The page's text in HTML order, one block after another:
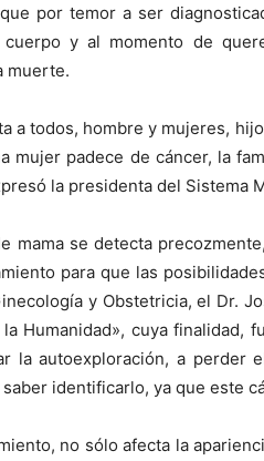
por temor a ser
y al momento de
muerte.
a todos, hombre y mujeres,
mujer padece de cáncer, la
la presidenta del Sistema
mama se detecta
para que las
y Obstetricia, el Dr.
Humanidad», cuya finalidad,
la autoexploración, a perder
saber identificarlo, ya que este
no sólo afecta la